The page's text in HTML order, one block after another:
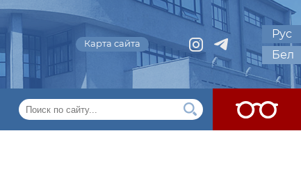
Карта сайта
Рус
Бел